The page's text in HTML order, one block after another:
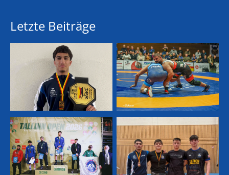
Letzte Beiträge